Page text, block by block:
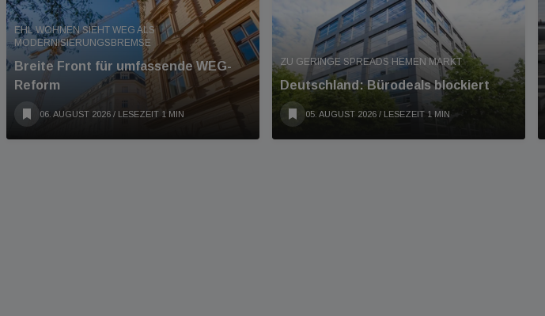
EHL WOHNEN SIEHT WEG ALS
MODERNISIERUNGSBREMSE
Breite Front für umfassende WEG-
Reform
06. AUGUST 2026 / LESEZEIT 1 MIN
ZU GERINGE SPREADS HEMEN MARKT
Deutschland: Bürodeals blockiert
05. AUGUST 2026 / LESEZEIT 1 MIN